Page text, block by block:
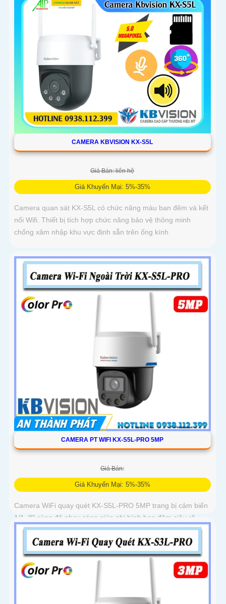
CAMERA KBVISION KX-S5L
Giá Bán: liên hệ
Giá Khuyến Mại: 5%-35%
Camera quan sát KX-S5L có chức năng màu ban đêm và kết
nối Wifi. Thiết bị tích hợp chức năng bảo vệ thông minh
chống xâm nhập khu vực định sẵn trên ống kính
CAMERA PT WIFI KX-S5L-PRO 5MP
Giá Bán:
Giá Khuyến Mại: 5%-35%
Camera WiFi quay quét KX-S5L-PRO 5MP trang bị cảm biến
1/1. 8" cùng độ nhạy sáng giúp ghi hình ban đêm siêu rõ.
Tích hợp Auto Tracking, phát hiện người, phương tiện, quay
quét tự...